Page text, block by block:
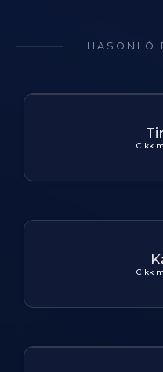
HASONLÓ
Cikk
Cikk